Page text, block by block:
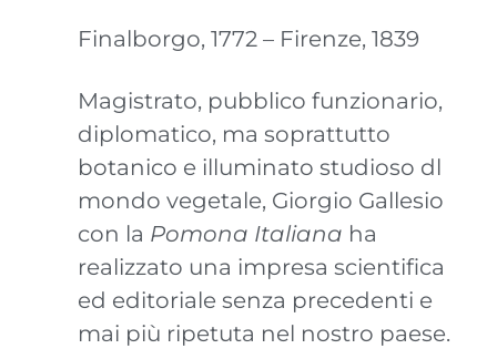
Finalborgo, 1772 – Firenze, 1839
Magistrato, pubblico funzionario,
diplomatico, ma soprattutto
botanico e illuminato studioso dl
mondo vegetale, Giorgio Gallesio
con la Pomona Italiana ha
realizzato una impresa scientifica
ed editoriale senza precedenti e
mai più ripetuta nel nostro paese.